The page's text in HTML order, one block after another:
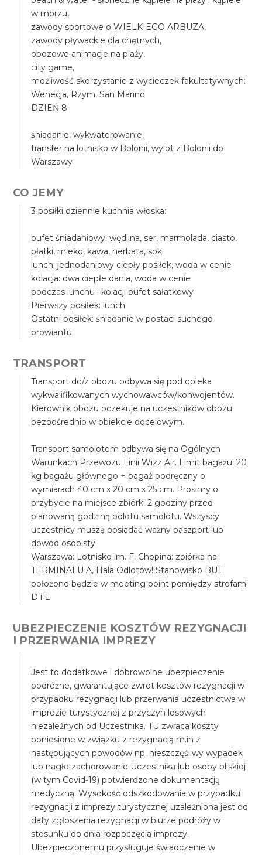
w morzu,
zawody sportowe o WIELKIEGO ARBUZA,
zawody pływackie dla chętnych,
obozowe animacje na plaży,
city game,
możliwość skorzystanie z wycieczek fakultatywnych:
Wenecja, Rzym, San Marino
DZIEŃ 8
śniadanie, wykwaterowanie,
transfer na lotnisko w Bolonii, wylot z Bolonii do
Warszawy
CO JEMY
3 posiłki dziennie kuchnia włoska:
bufet śniadaniowy: wędlina, ser, marmolada, ciasto,
płatki, mleko, kawa, herbata, sok
lunch: jednodaniowy ciepły posiłek, woda w cenie
kolacja: dwa ciepłe dania, woda w cenie
podczas lunchu i kolacji bufet sałatkowy
Pierwszy posiłek: lunch
Ostatni posiłek: śniadanie w postaci suchego
prowiantu
TRANSPORT
Transport do/z obozu odbywa się pod opieka
wykwalifikowanych wychowawców/konwojentów.
Kierownik obozu oczekuje na uczestników obozu
bezpośrednio w obiekcie docelowym.
Transport samolotem odbywa się na Ogólnych
Warunkach Przewozu Linii Wizz Air. Limit bagażu: 20
kg bagażu głównego + bagaż podręczny o
wymiarach 40 cm x 20 cm x 25 cm. Prosimy o
przybycie na miejsce zbiórki 2 godziny przed
planowaną godziną odlotu samolotu. Wszyscy
uczestnicy muszą posiadać ważny paszport lub
dowód osobisty.
Warszawa: Lotnisko im. F. Chopina: zbiórka na
TERMINALU A, Hala Odlotów! Stanowisko BUT
położone będzie w meeting point pomiędzy strefami
D i E.
UBEZPIECZENIE KOSZTÓW REZYGNACJI
I PRZERWANIA IMPREZY
Jest to dodatkowe i dobrowolne ubezpieczenie
podróżne, gwarantujące zwrot kosztów rezygnacji w
przypadku rezygnacji lub przerwania uczestnictwa w
imprezie turystycznej z przyczyn losowych
niezależnych od Uczestnika. TU zwraca koszty
poniesione w związku z rezygnacją m.in z
następujących powodów np. nieszczęśliwy wypadek
lub nagłe zachorowanie Uczestnika lub osoby bliskiej
(w tym Covid-19) potwierdzone dokumentacją
medyczną. Wysokość odszkodowania w przypadku
rezygnacji z imprezy turystycznej uzależniona jest od
daty zgłoszenia rezygnacji w biurze podróży w
stosunku do dnia rozpoczęcia imprezy.
Ubezpieczonemu przysługuje świadczenie w